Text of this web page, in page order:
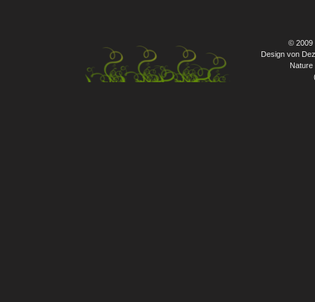
© 2009
Design von
Nature